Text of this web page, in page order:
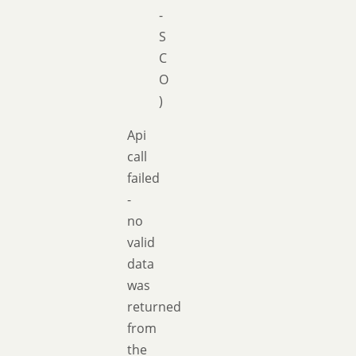
-
S
C
O
)
Api
call
failed
-
no
valid
data
was
returned
from
the